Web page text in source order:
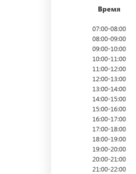
Время
07:00-08:00
08:00-09:00
09:00-10:00
10:00-11:00
11:00-12:00
12:00-13:00
13:00-14:00
14:00-15:00
15:00-16:00
16:00-17:00
17:00-18:00
18:00-19:00
19:00-20:00
20:00-21:00
21:00-22:00